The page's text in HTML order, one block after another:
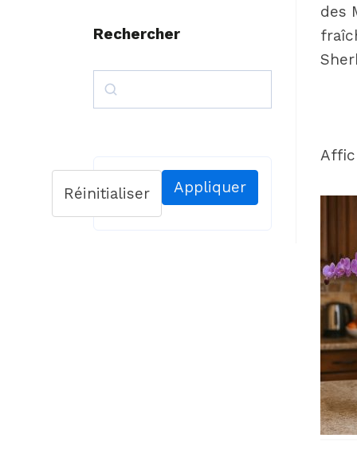
Rechercher
Search
Appliquer
Réinitialiser
des